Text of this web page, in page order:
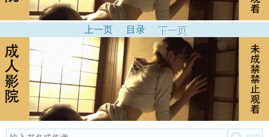
上一页 目录 下一页